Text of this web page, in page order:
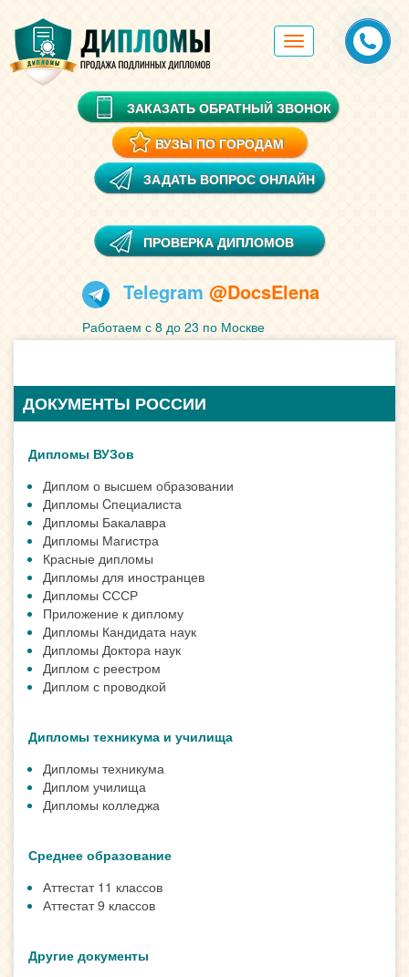
Toggle
navigation
ЗАКАЗАТЬ ОБРАТНЫЙ ЗВОНОК
ВУЗЫ ПО ГОРОДАМ
ЗАДАТЬ ВОПРОС ОНЛАЙН
ПРОВЕРКА ДИПЛОМОВ
Telegram @DocsElena
Работаем с 8 до 23 по Москве
ДОКУМЕНТЫ РОССИИ
Дипломы ВУЗов
Диплом о высшем образовании
Дипломы Cпециалиста
Дипломы Бакалавра
Дипломы Магистра
Красные дипломы
Дипломы для иностранцев
Дипломы СССР
Приложение к диплому
Дипломы Кандидата наук
Дипломы Доктора наук
Диплом с реестром
Диплом с проводкой
Дипломы техникума и училища
Дипломы техникума
Диплом училища
Дипломы колледжа
Среднее образование
Аттестат 11 классов
Аттестат 9 классов
Другие документы